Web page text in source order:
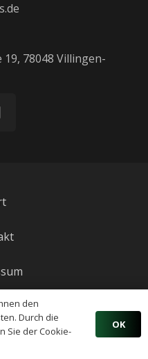
78048 Villingen-
den
Durch die
Sie der Cookie-
OK